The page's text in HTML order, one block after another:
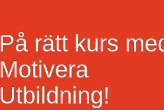
På rätt kurs
Motivera
Utbildning!